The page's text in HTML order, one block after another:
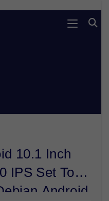
10.1 Inch
IPS Set Top
Android